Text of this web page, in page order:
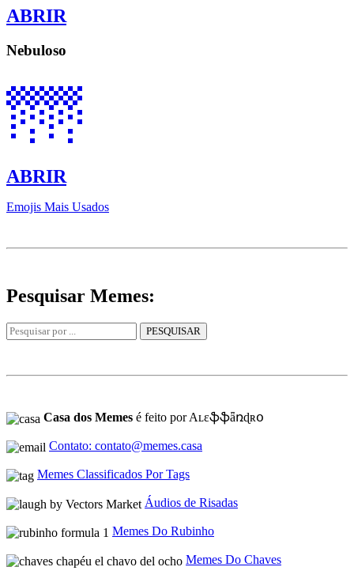
ABRIR
Nebuloso
🌁
ABRIR
Emojis Mais Usados
Pesquisar Memes:
Casa dos Memes é feito por Aʟɛֆֆǟռɖʀօ
Contato: contato@memes.casa
Memes Classificados Por Tags
Áudios de Risadas
Memes Do Rubinho
Memes Do Chaves